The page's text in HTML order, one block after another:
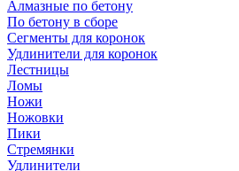
Алмазные по бетону
По бетону в сборе
Сегменты для коронок
Удлинители для коронок
Лестницы
Ломы
Ножи
Ножовки
Пики
Стремянки
Удлинители